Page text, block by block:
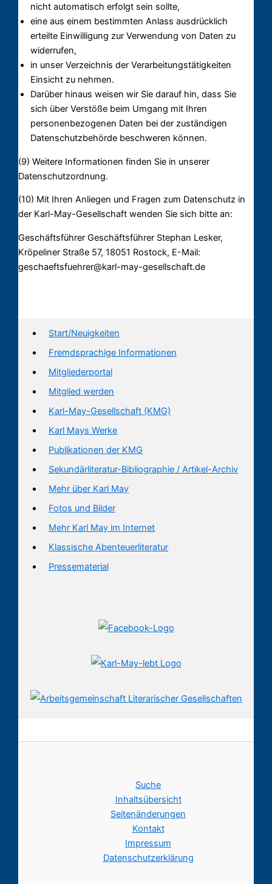
Start/Neuigkeiten
Fremdsprachige Informationen
Mitgliederportal
Mitglied werden
Karl-May-Gesellschaft (KMG)
Karl Mays Werke
Publikationen der KMG
Sekundärliteratur-Bibliographie / Artikel-Archiv
Mehr über Karl May
Fotos und Bilder
Mehr Karl May im Internet
Klassische Abenteuerliteratur
Pressematerial
nicht automatisch erfolgt sein sollte,
eine aus einem bestimmten Anlass ausdrücklich
erteilte Einwilligung zur Verwendung von Daten zu
widerrufen,
in unser Verzeichnis der Verarbeitungstätigkeiten
Einsicht zu nehmen.
Darüber hinaus weisen wir Sie darauf hin, dass Sie
sich über Verstöße beim Umgang mit Ihren
personenbezogenen Daten bei der zuständigen
Datenschutzbehörde beschweren können.
(9) Weitere Informationen finden Sie in unserer
Datenschutzordnung.
(10) Mit Ihren Anliegen und Fragen zum Datenschutz in
der Karl-May-Gesellschaft wenden Sie sich bitte an:
Geschäftsführer Geschäftsführer Stephan Lesker,
Kröpeliner Straße 57, 18051 Rostock, E-Mail:
geschaeftsfuehrer@karl-may-gesellschaft.de
Suche
Inhaltsübersicht
Seitenänderungen
Kontakt
Impressum
Datenschutzerklärung